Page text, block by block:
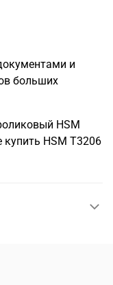
и
больших
HSM
HSM T3206